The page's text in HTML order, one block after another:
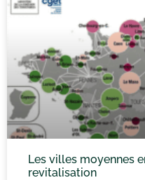
Les villes moyennes
revitalisation